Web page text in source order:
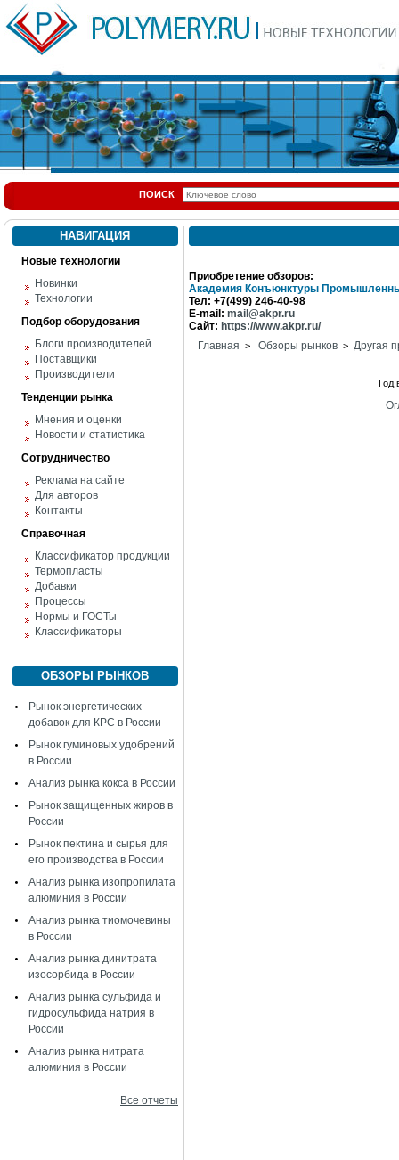
ПОИСК
НАВИГАЦИЯ
Новые технологии
Новинки
Технологии
Подбор оборудования
Блоги производителей
Поставщики
Производители
Тенденции рынка
Мнения и оценки
Новости и статистика
Сотрудничество
Реклама на сайте
Для авторов
Контакты
Справочная
Классификатор продукции
Термопласты
Добавки
Процессы
Нормы и ГОСТы
Классификаторы
ОБЗОРЫ РЫНКОВ
Рынок энергетических
добавок для КРС в России
Рынок гуминовых удобрений
в России
Анализ рынка кокса в России
Рынок защищенных жиров в
России
Рынок пектина и сырья для
его производства в России
Анализ рынка изопропилата
алюминия в России
Анализ рынка тиомочевины
в России
Анализ рынка динитрата
изосорбида в России
Анализ рынка сульфида и
гидросульфида натрия в
России
Анализ рынка нитрата
алюминия в России
Все отчеты
Приобретение обзоров:
Академия Конъюнктуры
Тел: +7(499) 246-40-98
E-mail: mail@akpr.ru
Сайт: https://www.akpr.ru/
Главная > Обзоры рынков > Другая
Год